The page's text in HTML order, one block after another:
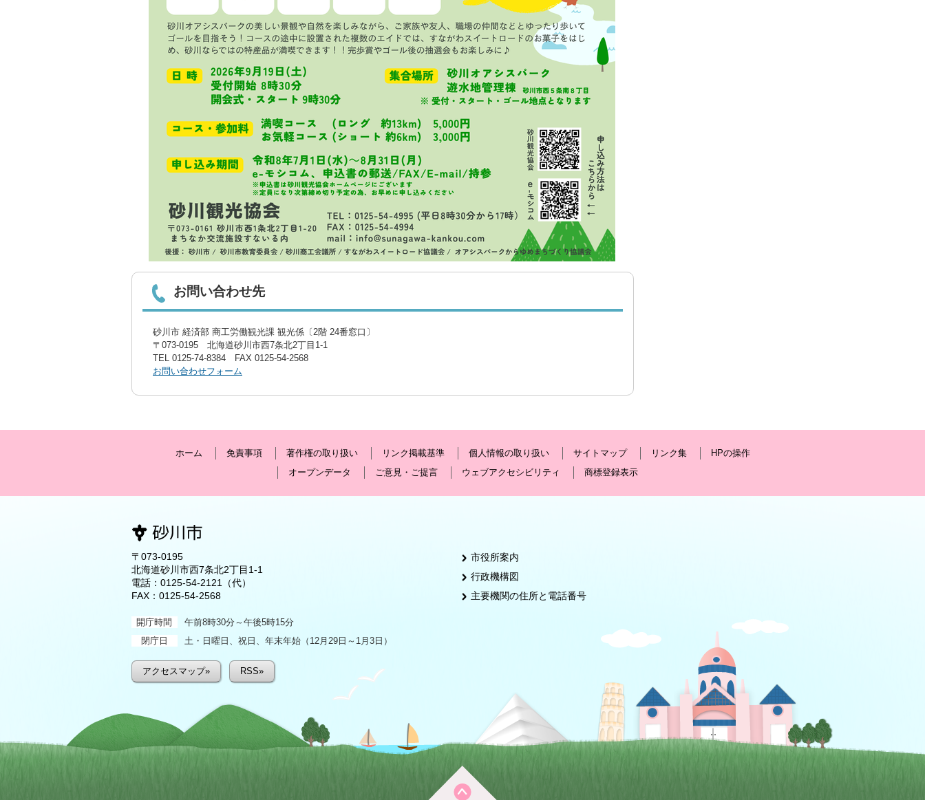
お問い合わせ先
砂川市 経済部 商工労働観光課 観光係〔2階 24番窓口〕
〒073-0195 北海道砂川市西7条北2丁目1-1
TEL 0125-74-8384 FAX 0125-54-2568
お問い合わせフォーム
ホーム 免責事項 著作権の取り扱い リンク掲載基準 個人情報の取り扱い サイトマップ リンク集
HPの操作
オープンデータ
ご意見・ご提言 ウェブアクセシビリティ 商標登録表示
〒073-0195
北海道砂川市西7条北2丁目1-1
電話： 0125-54-2121
（代）
FAX：0125-54-2568
開庁時間
午前8時30分～午後5時15分
閉庁日
土・日曜日、祝日、年末年始（12月29日～1月3日）
アクセスマップ» RSS»
市役所案内
行政機構図
主要機関の住所と電話番号